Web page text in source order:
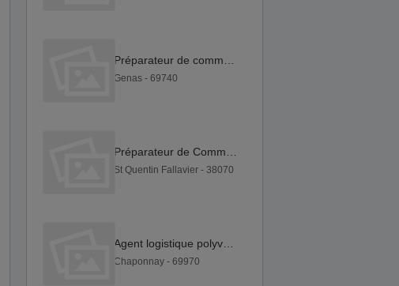
Genas - 69740
St Quentin Fallavier - 38070
Chaponnay - 69970